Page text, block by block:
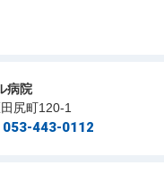
病院
尻町120-1
443-0112